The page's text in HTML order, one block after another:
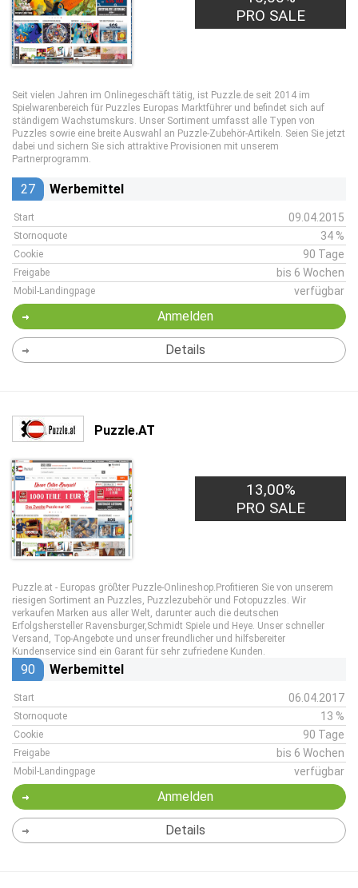
PRO SALE
Seit vielen Jahren im Onlinegeschäft tätig, ist Puzzle.de seit 2014 im
Spielwarenbereich für Puzzles Europas Marktführer und befindet sich auf
ständigem Wachstumskurs. Unser Sortiment umfasst alle Typen von
Puzzles sowie eine breite Auswahl an Puzzle-Zubehör-Artikeln. Seien Sie jetzt
dabei und sichern Sie sich attraktive Provisionen mit unserem
Partnerprogramm.
27 Werbemittel
Start 09.04.2015
Stornoquote 34 %
Cookie 90 Tage
Freigabe bis 6 Wochen
Mobil-Landingpage verfügbar
Anmelden
Details
Puzzle.AT
13,00%
PRO SALE
Puzzle.at - Europas größter Puzzle-Onlineshop.Profitieren Sie von unserem
riesigen Sortiment an Puzzles, Puzzlezubehör und Fotopuzzles. Wir
verkaufen Marken aus aller Welt, darunter auch die deutschen
Erfolgshersteller Ravensburger,Schmidt Spiele und Heye. Unser schneller
Versand, Top-Angebote und unser freundlicher und hilfsbereiter
Kundenservice sind ein Garant für sehr zufriedene Kunden.
90 Werbemittel
Start 06.04.2017
Stornoquote 13 %
Cookie 90 Tage
Freigabe bis 6 Wochen
Mobil-Landingpage verfügbar
Anmelden
Details